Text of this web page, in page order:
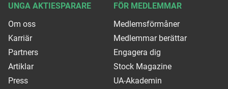
UNGA AKTIESPARARE
Om oss
Karriär
Partners
Artiklar
Press
FÖR MEDLEMMAR
Medlemsförmåner
Medlemmar berättar
Engagera dig
Stock Magazine
UA-Akademin